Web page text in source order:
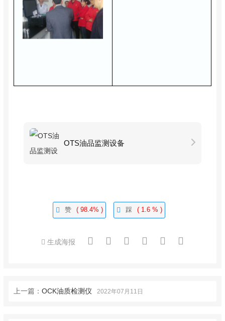
OTS油品监测设备
赞 ( 98.4% ) 踩 ( 1.6 % )
生成海报
上一篇： OCK油质检测仪 2022年07月11日